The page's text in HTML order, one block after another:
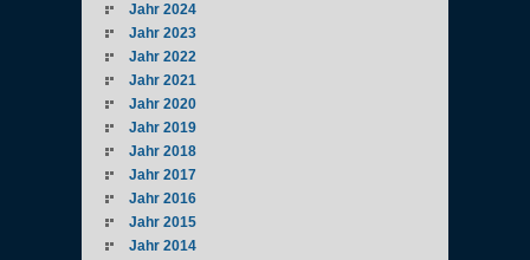
Jahr 2024
Jahr 2023
Jahr 2022
Jahr 2021
Jahr 2020
Jahr 2019
Jahr 2018
Jahr 2017
Jahr 2016
Jahr 2015
Jahr 2014